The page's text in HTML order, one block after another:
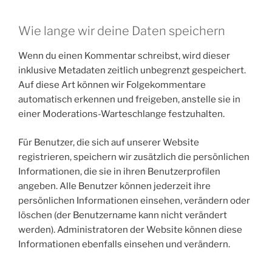
Wie lange wir deine Daten speichern
Wenn du einen Kommentar schreibst, wird dieser
inklusive Metadaten zeitlich unbegrenzt gespeichert.
Auf diese Art können wir Folgekommentare
automatisch erkennen und freigeben, anstelle sie in
einer Moderations-Warteschlange festzuhalten.
Für Benutzer, die sich auf unserer Website
registrieren, speichern wir zusätzlich die persönlichen
Informationen, die sie in ihren Benutzerprofilen
angeben. Alle Benutzer können jederzeit ihre
persönlichen Informationen einsehen, verändern oder
löschen (der Benutzername kann nicht verändert
werden). Administratoren der Website können diese
Informationen ebenfalls einsehen und verändern.